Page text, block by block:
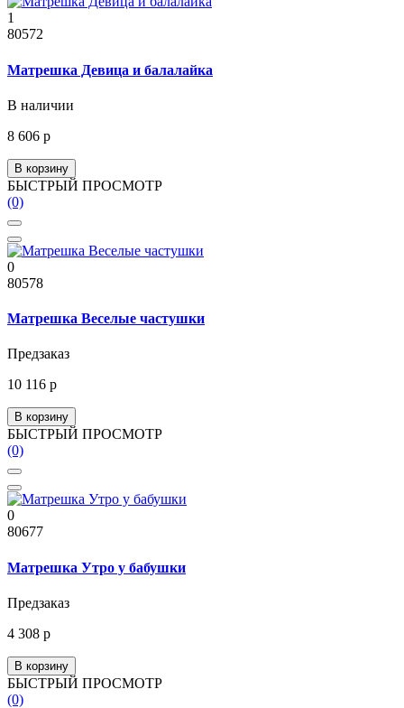
1
80572
Матрешка Девица и балалайка
В наличии
8 606 р
В корзину
БЫСТРЫЙ ПРОСМОТР
(0)
0
80578
Матрешка Веселые частушки
Предзаказ
10 116 р
В корзину
БЫСТРЫЙ ПРОСМОТР
(0)
0
80677
Матрешка Утро у бабушки
Предзаказ
4 308 р
В корзину
БЫСТРЫЙ ПРОСМОТР
(0)